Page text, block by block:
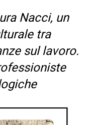
Nacci, un
tra
sul lavoro.